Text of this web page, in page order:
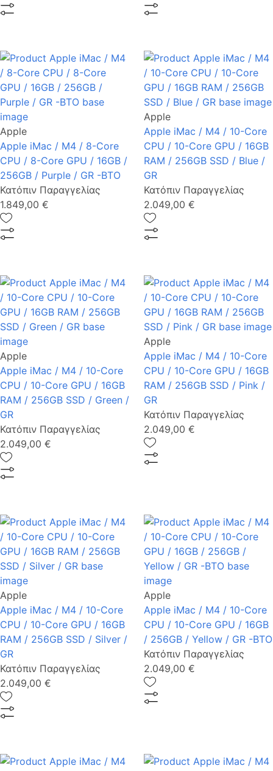
Apple
Apple iMac / M4 / 8-Core
CPU / 8-Core GPU / 16GB /
256GB / Purple / GR -BTO
Κατόπιν Παραγγελίας
1.849,00 €
Apple
Apple iMac / M4 / 10-Core
CPU / 10-Core GPU / 16GB
RAM / 256GB SSD / Blue /
GR
Κατόπιν Παραγγελίας
2.049,00 €
Apple
Apple iMac / M4 / 10-Core
CPU / 10-Core GPU / 16GB
RAM / 256GB SSD / Green /
GR
Κατόπιν Παραγγελίας
2.049,00 €
Apple
Apple iMac / M4 / 10-Core
CPU / 10-Core GPU / 16GB
RAM / 256GB SSD / Pink /
GR
Κατόπιν Παραγγελίας
2.049,00 €
Apple
Apple iMac / M4 / 10-Core
CPU / 10-Core GPU / 16GB
RAM / 256GB SSD / Silver /
GR
Κατόπιν Παραγγελίας
2.049,00 €
Apple
Apple iMac / M4 / 10-Core
CPU / 10-Core GPU / 16GB
/ 256GB / Yellow / GR -BTO
Κατόπιν Παραγγελίας
2.049,00 €